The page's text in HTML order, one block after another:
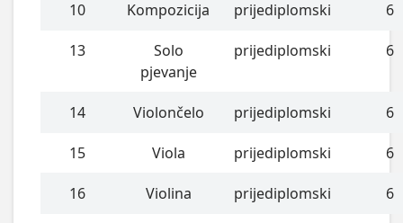
10 Kompozicija prijediplomski 6
13
Solo
pjevanje
prijediplomski 6
14 Violončelo prijediplomski 6
15 Viola prijediplomski 6
16 Violina prijediplomski 6